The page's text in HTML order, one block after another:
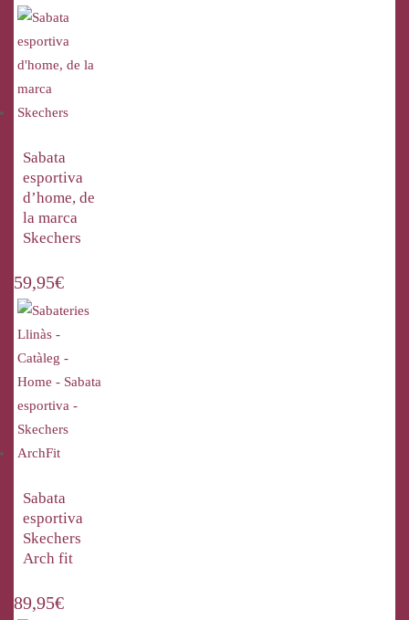
Sabata
esportiva
d’home, de
la marca
Skechers
59,95€
Sabata
esportiva
Skechers
Arch fit
89,95€